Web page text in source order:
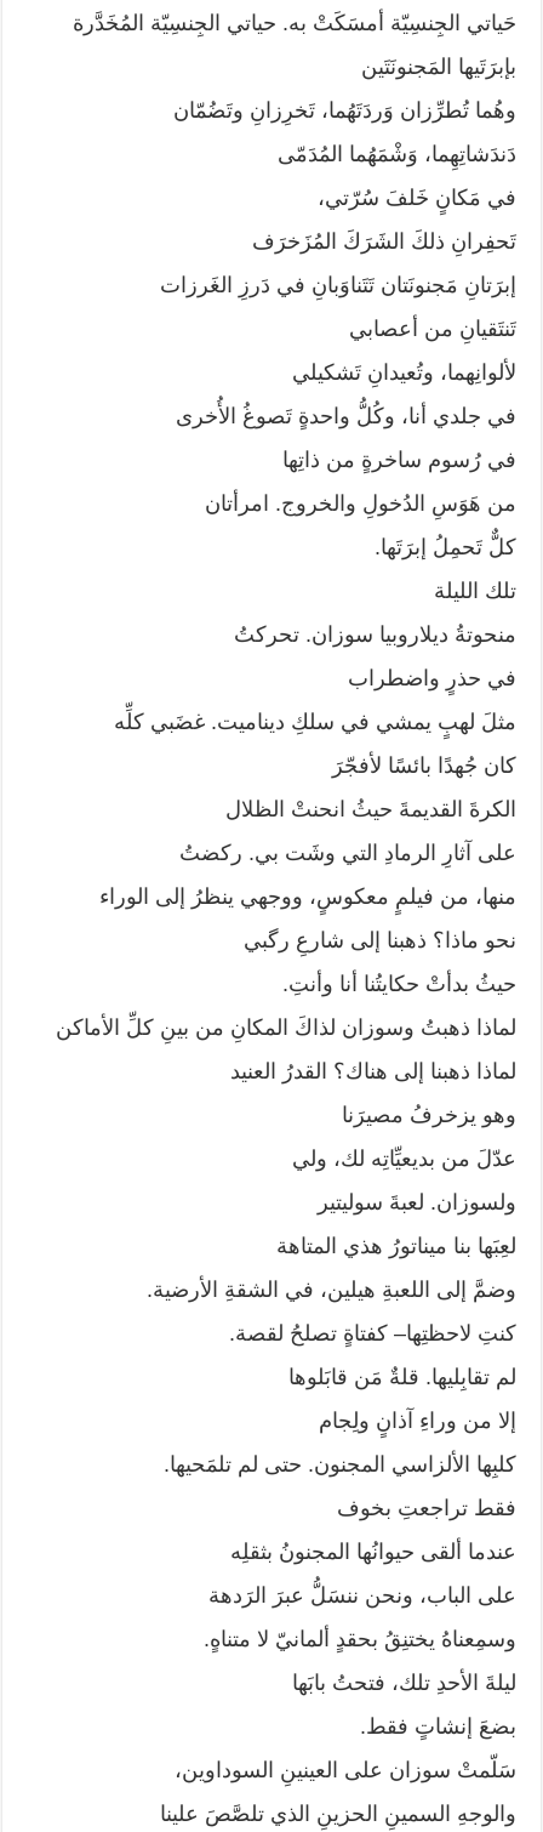
حَياتي الجِنسِيّة أمسَكَتْ به. حياتي الجِنسِيّة المُخَدَّرة
بإبرَتَيها المَجنونَتَين
وهُما تُطرِّزان وَردَتَهُما، تَخرِزانِ وتَضُمّان
دَندَشاتِهِما، وَشْمَهُما المُدَمّى
في مَكانٍ خَلفَ سُرّتي،
تَحفِرانِ ذلكَ الشَرَكَ المُزَخرَف
إبرَتانِ مَجنونَتان تَتَناوَبانِ في دَرزِ الغَرزات
تَنتَقيانِ من أعصابي
لألوانِهما، وتُعيدانِ تَشكيلي
في جلدي أنا، وكُلُّ واحدةٍ تَصوغُ الأُخرى
في رُسوم ساخرةٍ من ذاتِها
من هَوَسِ الدُخولِ والخروج. امرأتان
كلٌّ تَحمِلُ إبرَتَها.
تلك الليلة
منحوتةُ ديلاروبيا سوزان. تحركتُ
في حذرٍ واضطراب
مثلَ لهبٍ يمشي في سلكِ ديناميت. غضَبي كلِّه
كان جُهدًا بائسًا لأفجّرَ
الكرةَ القديمةَ حيثُ انحنتْ الظلال
على آثارِ الرمادِ التي وشَت بي. ركضتُ
منها، من فيلمٍ معكوسٍ، ووجهي ينظرُ إلى الوراء
نحو ماذا؟ ذهبنا إلى شارعِ رگبي
حيثُ بدأتْ حكايتُنا أنا وأنتِ.
لماذا ذهبتُ وسوزان لذاكَ المكانِ من بينِ كلِّ الأماكن
لماذا ذهبنا إلى هناك؟ القدرُ العنيد
وهو يزخرفُ مصيرَنا
عدّلَ من بديعيِّاتِه لك، ولي
ولسوزان. لعبةَ سوليتير
لعِبَها بنا ميناتورُ هذي المتاهة
وضمَّ إلى اللعبةِ هيلين، في الشقةِ الأرضية.
كنتِ لاحظتِها– كفتاةٍ تصلحُ لقصة.
لم تقابِليها. قلةٌ مَن قابَلوها
إلا من وراءِ آذانٍ ولِجام
كلبِها الألزاسي المجنون. حتى لم تلمَحيها.
فقط تراجعتِ بخوف
عندما ألقى حيوانُها المجنونُ بثقلِه
على الباب، ونحن ننسَلُّ عبرَ الرَدهة
وسمِعناهُ يختنِقُ بحقدٍ ألمانيّ لا متناهٍ.
ليلةَ الأحدِ تلك، فتحتُ بابَها
بضعَ إنشاتٍ فقط.
سَلّمتْ سوزان على العينينِ السوداوين،
والوجهِ السمينِ الحزينِ الذي تلصَّصَ علينا